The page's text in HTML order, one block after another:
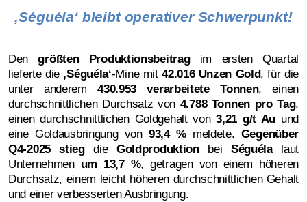
‚Séguéla‘ bleibt operativer Schwerpunkt!
Dengrößten Produktionsbeitragim ersten Quartal
lieferte die ‚Séguéla‘-Mine mit42.016 Unzen Gold, für die
unter anderem430.953 verarbeitete Tonnen, einen
durchschnittlichen Durchsatz von 4.788 Tonnen pro Tag,
einen durchschnittlichen Goldgehalt von3,21 g/t Au und
eine Goldausbringung von 93,4 %meldete. Gegenüber
Q4-2025 stiegdie Goldproduktionbei Séguéla laut
Unternehmen um 13,7 %, getragen von einem höheren
Durchsatz, einem leicht höheren durchschnittlichen Gehalt
und einer verbesserten Ausbringung.